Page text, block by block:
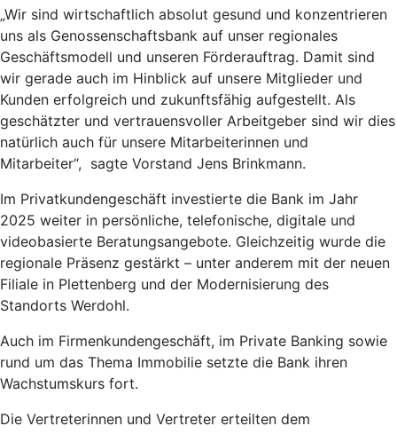
„Wir sind wirtschaftlich absolut gesund und konzentrieren
uns als Genossenschaftsbank auf unser regionales
Geschäftsmodell und unseren Förderauftrag. Damit sind
wir gerade auch im Hinblick auf unsere Mitglieder und
Kunden erfolgreich und zukunftsfähig aufgestellt. Als
geschätzter und vertrauensvoller Arbeitgeber sind wir dies
natürlich auch für unsere Mitarbeiterinnen und
Mitarbeiter“, sagte Vorstand Jens Brinkmann.
Im Privatkundengeschäft investierte die Bank im Jahr
2025 weiter in persönliche, telefonische, digitale und
videobasierte Beratungsangebote. Gleichzeitig wurde die
regionale Präsenz gestärkt – unter anderem mit der neuen
Filiale in Plettenberg und der Modernisierung des
Standorts Werdohl.
Auch im Firmenkundengeschäft, im Private Banking sowie
rund um das Thema Immobilie setzte die Bank ihren
Wachstumskurs fort.
Die Vertreterinnen und Vertreter erteilten dem